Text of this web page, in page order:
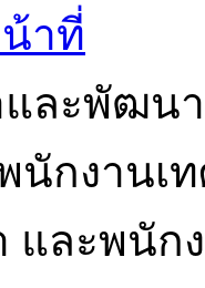
าที่
ละพัฒน
กงานเ
และพนัก